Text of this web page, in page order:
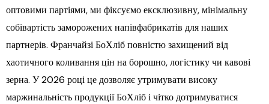
оптовими партіями, ми фіксуємо ексклюзивну, мінімальну
собівартість заморожених напівфабрикатів для наших
партнерів. Франчайзі БоХліб повністю захищений від
хаотичного коливання цін на борошно, логістику чи кавові
зерна. У 2026 році це дозволяє утримувати високу
маржинальність продукції БоХліб і чітко дотримуватися